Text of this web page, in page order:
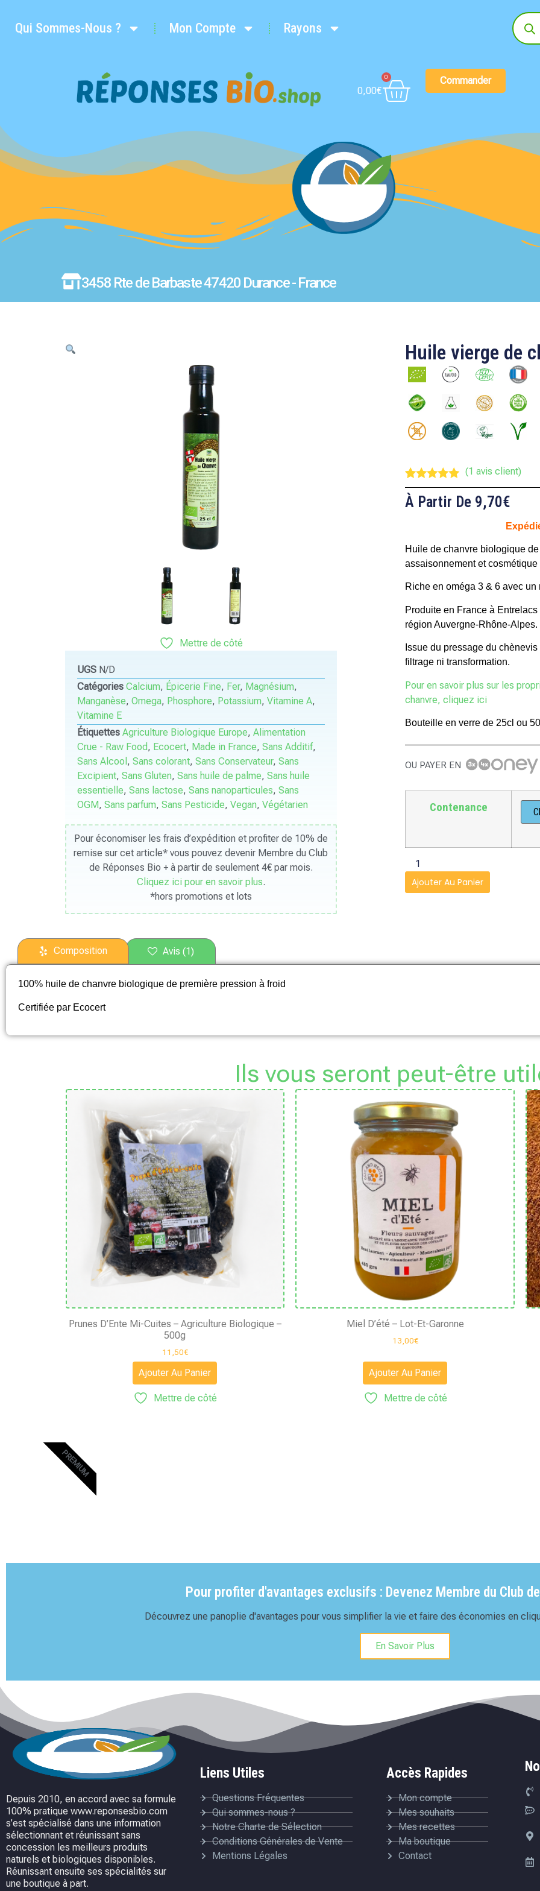
Qui Sommes-Nous ? Mon Compte Rayons
0,00€
0 Commander
3458 Rte de Barbaste 47420 Durance - France
Mettre de côté
UGS N/D
Catégories Calcium, Épicerie Fine, Fer, Magnésium,
Manganèse, Omega, Phosphore, Potassium, Vitamine A,
Vitamine E
Étiquettes Agriculture Biologique Europe, Alimentation
Crue - Raw Food, Ecocert, Made in France, Sans Additif,
Sans Alcool , Sans colorant, Sans Conservateur, Sans
Excipient, Sans Gluten, Sans huile de palme, Sans huile
essentielle, Sans lactose, Sans nanoparticules, Sans
OGM, Sans parfum, Sans Pesticide, Vegan, Végétarien
Pour économiser les frais d’expédition et profiter de 10% de
remise sur cet article* vous pouvez devenir Membre du Club
de Réponses Bio + à partir de seulement 4€ par mois.
Cliquez ici pour en savoir plus.
*hors promotions et lots
Huile vierge de
Noté5.00
sur 5
basé sur
1
(1 avis client)
À Partir De 9,70€
Huile de chanvre biologique
assaisonnement et cosmétique
Riche en oméga 3 & 6 avec
Produite en France à
région Auvergne-Rhône-Alpes.
Issue du pressage du
filtrage ni transformation.
Pour en savoir plus sur les
chanvre, cliquez ici
Bouteille en verre de 25cl ou
OU PAYER EN
Contenance
Ajouter Au Panier
Composition Avis (1)
100% huile de chanvre biologique de première pression à froid
Certifiée par Ecocert
Ils vous seront peut-être
Prunes D’Ente Mi-Cuites – Agriculture Biologique –
500g
11,50€
Ajouter Au Panier
Mettre de côté
Miel D’été – Lot-Et-Garonne
13,00€
Ajouter Au Panier
Mettre de côté
Pour profiter d'avantages exclusifs : Devenez Membre du Club
Découvrez une panoplie d'avantages pour vous simplifier la vie et faire des économies en
En Savoir Plus
PREMIUM
Depuis 2010, en accord avec sa formule
100% pratique www.reponsesbio.com
s’est spécialisé dans une information
sélectionnant et réunissant sans
concession les meilleurs produits
naturels et biologiques disponibles.
Réunissant ensuite ses spécialités sur
une boutique à part.
Liens Utiles
Questions Fréquentes
Qui sommes-nous ?
Notre Charte de Sélection
Conditions Générales de Vente
Mentions Légales
Accès Rapides
Mon compte
Mes souhaits
Mes recettes
Ma boutique
Contact